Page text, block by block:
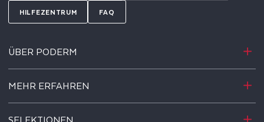
HILFEZENTRUM FAQ
ÜBER PODERM
MEHR ERFAHREN